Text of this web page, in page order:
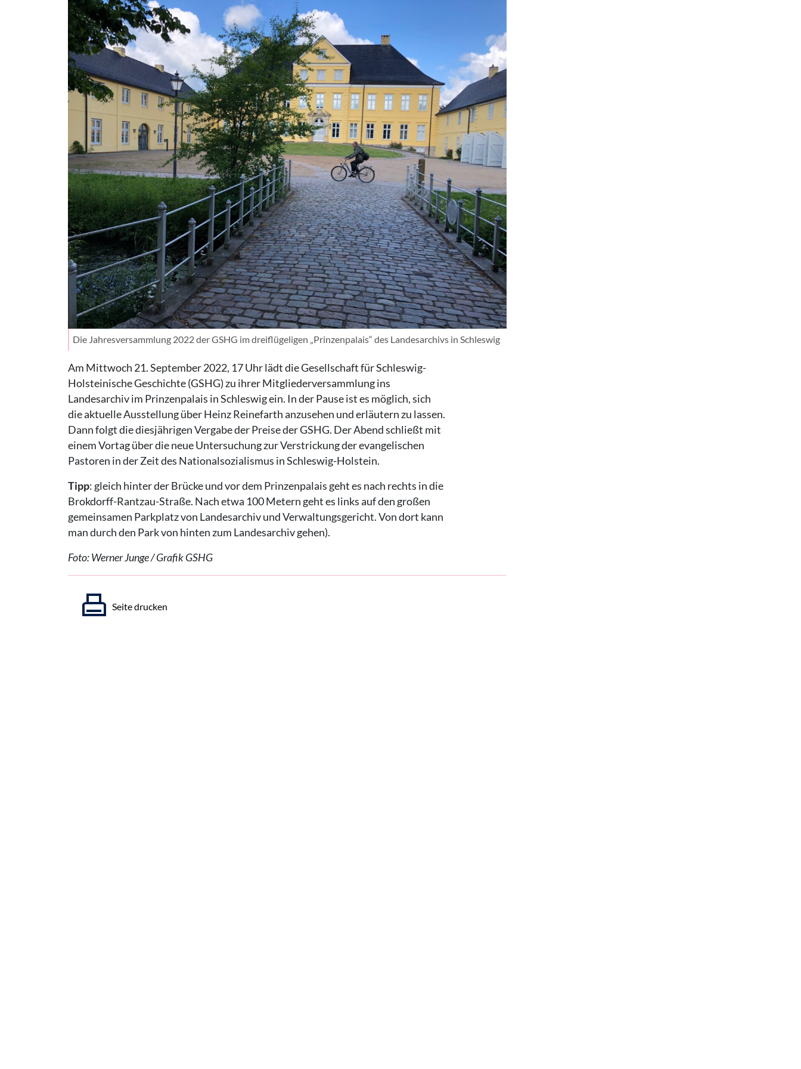
Die Jahresversammlung 2022 der GSHG im dreiflügeligen „Prinzenpalais“ des Landesarchivs in Schleswig
Am Mittwoch 21. September 2022, 17 Uhr lädt die Gesellschaft für Schleswig-
Holsteinische Geschichte (GSHG) zu ihrer Mitgliederversammlung ins
Landesarchiv im Prinzenpalais in Schleswig ein. In der Pause ist es möglich, sich
die aktuelle Ausstellung über Heinz Reinefarth anzusehen und erläutern zu lassen.
Dann folgt die diesjährigen Vergabe der Preise der GSHG. Der Abend schließt mit
einem Vortag über die neue Untersuchung zur Verstrickung der evangelischen
Pastoren in der Zeit des Nationalsozialismus in Schleswig-Holstein.
Tipp: gleich hinter der Brücke und vor dem Prinzenpalais geht es nach rechts in die
Brokdorff-Rantzau-Straße. Nach etwa 100 Metern geht es links auf den großen
gemeinsamen Parkplatz von Landesarchiv und Verwaltungsgericht. Von dort kann
man durch den Park von hinten zum Landesarchiv gehen).
Foto: Werner Junge / Grafik GSHG
Seite drucken